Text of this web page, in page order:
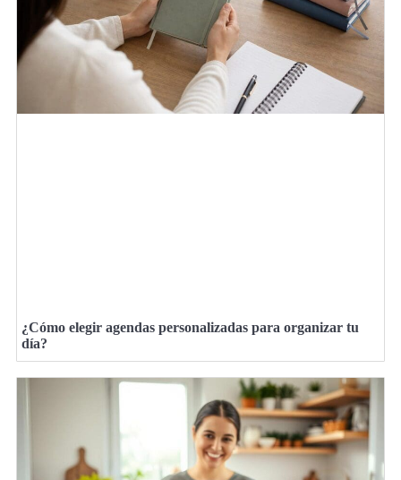
¿Cómo elegir agendas personalizadas para organizar tu
día?